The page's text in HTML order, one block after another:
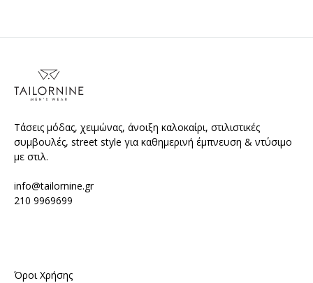
Τάσεις μόδας, χειμώνας, άνοιξη καλοκαίρι, στιλιστικές
συμβουλές, street style για καθημερινή έμπνευση & ντύσιμο
με στιλ.
info@tailornine.gr
210 9969699
Όροι Χρήσης